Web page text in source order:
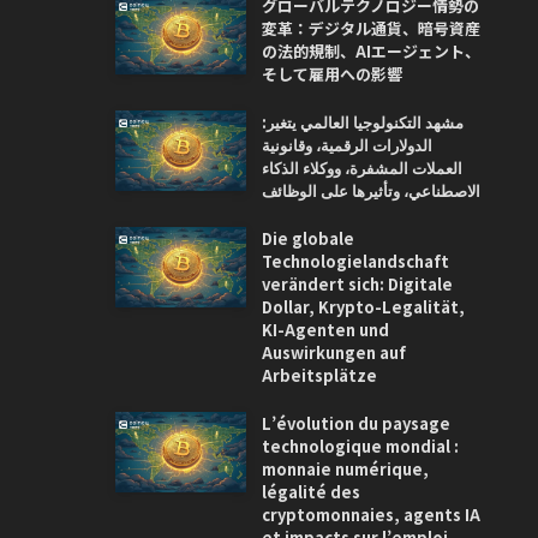
グローバルテクノロジー情勢の
変革：デジタル通貨、暗号資産
の法的規制、AIエージェント、
そして雇用への影響
مشهد التكنولوجيا العالمي يتغير:
الدولارات الرقمية، وقانونية
العملات المشفرة، ووكلاء الذكاء
الاصطناعي، وتأثيرها على الوظائف
Die globale
Technologielandschaft
verändert sich: Digitale
Dollar, Krypto-Legalität,
KI-Agenten und
Auswirkungen auf
Arbeitsplätze
L’évolution du paysage
technologique mondial :
monnaie numérique,
légalité des
cryptomonnaies, agents IA